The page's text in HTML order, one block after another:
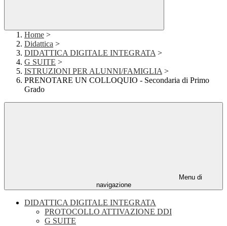
Home >
Didattica >
DIDATTICA DIGITALE INTEGRATA >
G SUITE >
ISTRUZIONI PER ALUNNI/FAMIGLIA >
PRENOTARE UN COLLOQUIO - Secondaria di Primo
Grado
Menu di
navigazione
DIDATTICA DIGITALE INTEGRATA
PROTOCOLLO ATTIVAZIONE DDI
G SUITE